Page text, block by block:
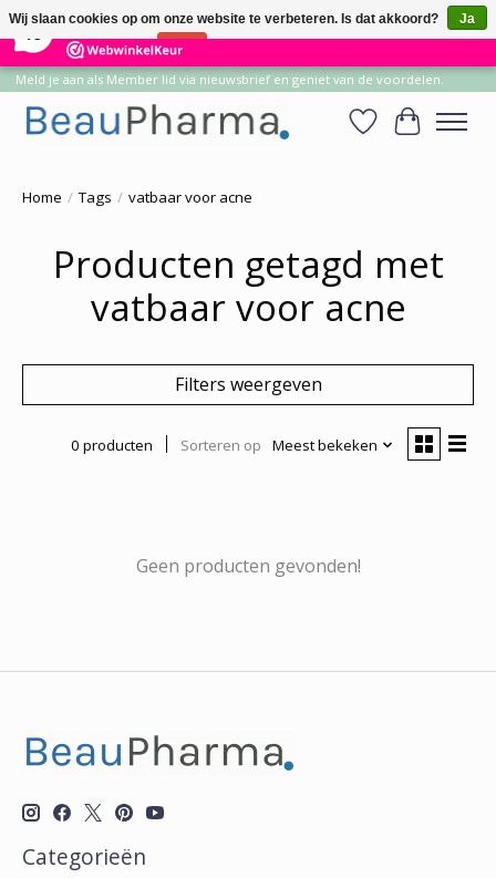
14 Reviews ×
Meld je aan als Member lid via nieuwsbrief en geniet van de voordelen.
Verlanglijst
Home / Tags / vatbaar voor acne
Producten getagd met
vatbaar voor acne
Filters weergeven
0 producten Sorteren op Meest bekeken
Geen producten gevonden!
Categorieën
Wij slaan cookies op om onze website te verbeteren. Is dat akkoord?
Ja
Nee